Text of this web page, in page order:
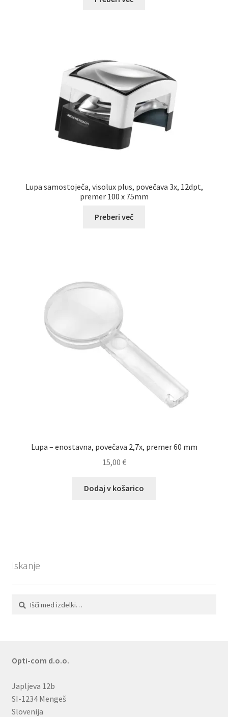
Lupa samostoječa, visolux plus, povečava 3x, 12dpt,
premer 100 x 75mm
Preberi več
Lupa – enostavna, povečava 2,7x, premer 60 mm
15,00 €
Dodaj v košarico
Iskanje
Išči:
Iskanje
Opti-com d.o.o.
Japljeva 12b
SI-1234 Mengeš
Slovenija